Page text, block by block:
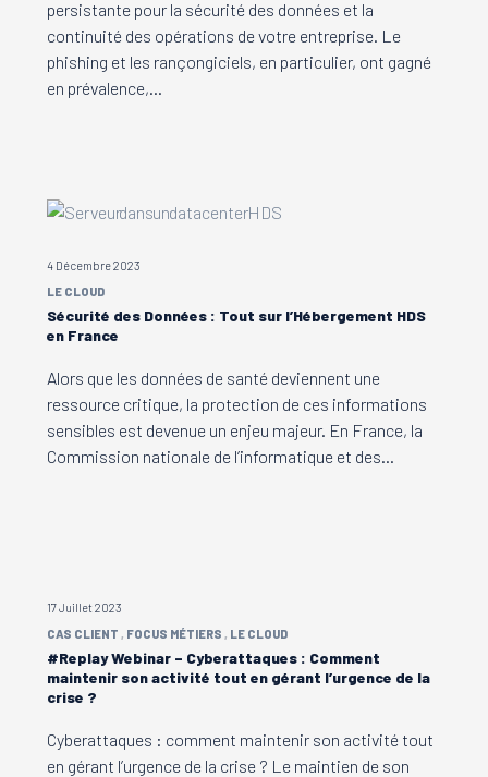
persistante pour la sécurité des données et la
continuité des opérations de votre entreprise. Le
phishing et les rançongiciels, en particulier, ont gagné
en prévalence,…
4 Décembre 2023
LE CLOUD
Sécurité des Données : Tout sur l’Hébergement HDS
en France
Alors que les données de santé deviennent une
ressource critique, la protection de ces informations
sensibles est devenue un enjeu majeur. En France, la
Commission nationale de l’informatique et des…
17 Juillet 2023
CAS CLIENT
FOCUS MÉTIERS LE CLOUD
#Replay Webinar – Cyberattaques : Comment
maintenir son activité tout en gérant l’urgence de la
crise ?
Cyberattaques : comment maintenir son activité tout
en gérant l’urgence de la crise ? Le maintien de son